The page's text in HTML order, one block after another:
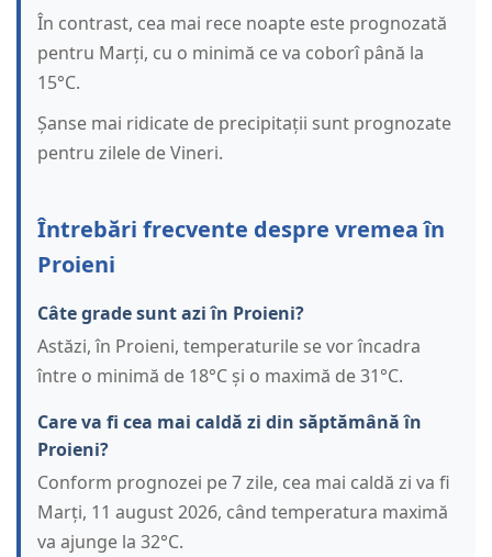
În contrast, cea mai rece noapte este prognozată
pentru Marți, cu o minimă ce va coborî până la
15°C.
Șanse mai ridicate de precipitații sunt prognozate
pentru zilele de Vineri.
Întrebări frecvente despre vremea în
Proieni
Câte grade sunt azi în Proieni?
Astăzi, în Proieni, temperaturile se vor încadra
între o minimă de 18°C și o maximă de 31°C.
Care va fi cea mai caldă zi din săptămână în
Proieni?
Conform prognozei pe 7 zile, cea mai caldă zi va fi
Marți, 11 august 2026, când temperatura maximă
va ajunge la 32°C.